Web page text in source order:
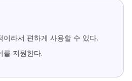
이라서 편하게 사용할 수 있다.
를 지원한다.